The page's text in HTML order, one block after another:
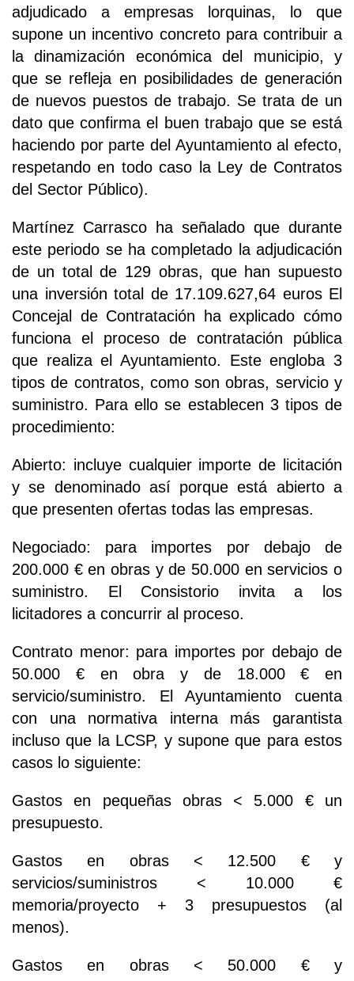
adjudicado a empresas lorquinas, lo que
supone un incentivo concreto para contribuir a
la dinamización económica del municipio, y
que se refleja en posibilidades de generación
de nuevos puestos de trabajo. Se trata de un
dato que confirma el buen trabajo que se está
haciendo por parte del Ayuntamiento al efecto,
respetando en todo caso la Ley de Contratos
del Sector Público).
Martínez Carrasco ha señalado que durante
este periodo se ha completado la adjudicación
de un total de 129 obras, que han supuesto
una inversión total de 17.109.627,64 euros El
Concejal de Contratación ha explicado cómo
funciona el proceso de contratación pública
que realiza el Ayuntamiento. Este engloba 3
tipos de contratos, como son obras, servicio y
suministro. Para ello se establecen 3 tipos de
procedimiento:
Abierto: incluye cualquier importe de licitación
y se denominado así porque está abierto a
que presenten ofertas todas las empresas.
Negociado: para importes por debajo de
200.000 € en obras y de 50.000 en servicios o
suministro. El Consistorio invita a los
licitadores a concurrir al proceso.
Contrato menor: para importes por debajo de
50.000 € en obra y de 18.000 € en
servicio/suministro. El Ayuntamiento cuenta
con una normativa interna más garantista
incluso que la LCSP, y supone que para estos
casos lo siguiente:
Gastos en pequeñas obras < 5.000 € un
presupuesto.
Gastos en obras < 12.500 € y
servicios/suministros < 10.000 €
memoria/proyecto + 3 presupuestos (al
menos).
Gastos en obras < 50.000 € y